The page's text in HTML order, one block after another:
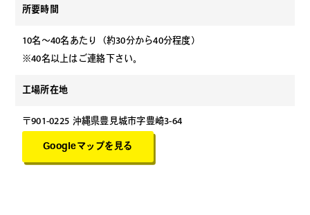
所要時間
10名～40名あたり（約30分から40分程度）
※40名以上はご連絡下さい。
工場所在地
〒901-0225 沖縄県豊見城市字豊崎3-64
Googleマップを見る